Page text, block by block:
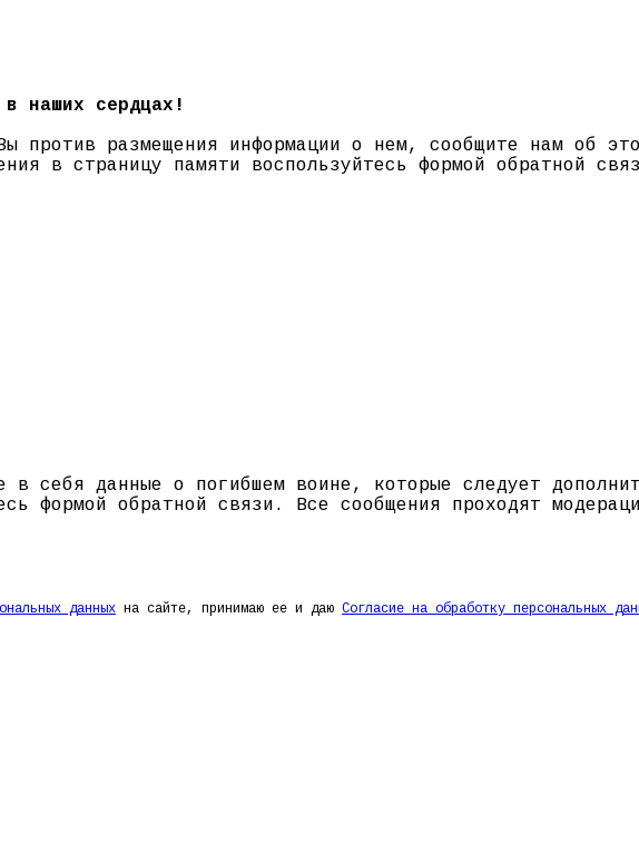
наших сердцах!
против размещения информации о нем, сообщите нам об
в страницу памяти воспользуйтесь формой обратной
в себя данные о погибшем воине, которые следует
формой обратной связи. Все сообщения проходят
данных на сайте, принимаю ее и даю Согласие на обработку персональных